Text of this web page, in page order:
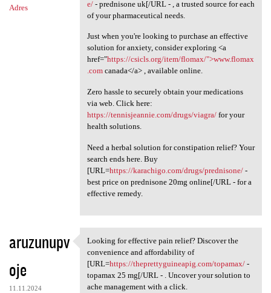
Adres e/- prednisone uk[/URL - , a trusted source for each
of your pharmaceutical needs.
Just when you're looking to purchase an effective
solution for anxiety, consider exploring <a
href="https://csicls.org/item/flomax/">www.flomax
.comcanada</a> , available online.
Zero hassle to securely obtain your medications
via web. Click here:
https://tennisjeannie.com/drugs/viagra/for your
health solutions.
Need a herbal solution for constipation relief? Your
search ends here. Buy
[URL=https://karachigo.com/drugs/prednisone/-
best price on prednisone 20mg online[/URL - for a
effective remedy.
aruzunupv
oje
11.11.2024
Looking for effective pain
Looking for effective pain relief? Discover the
convenience and affordability of
[URL=https://theprettyguineapig.com/topamax/-
topamax 25 mg[/URL - . Uncover your solution to
ache management with a click.